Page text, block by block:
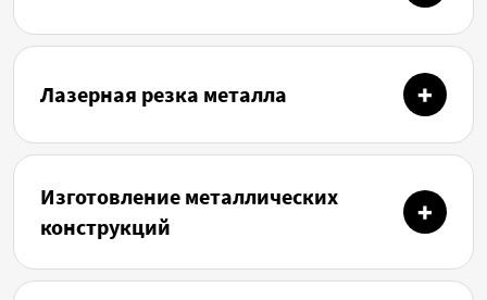
Лазерная резка металла
Изготовление металлических
конструкций